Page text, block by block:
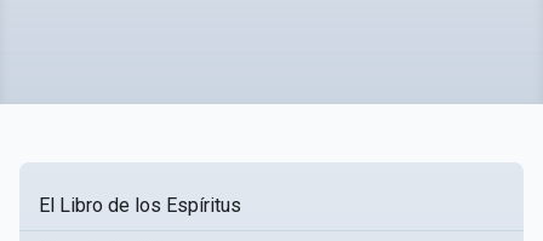
El Libro de los Espíritus